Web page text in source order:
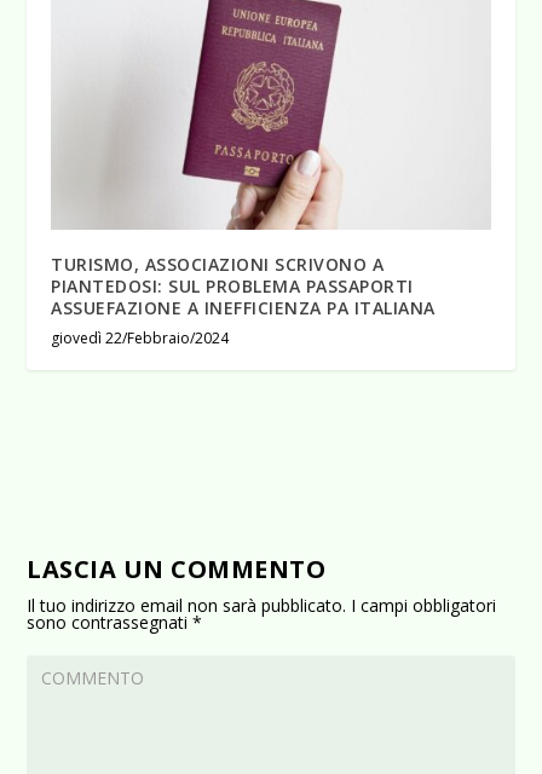
TURISMO, ASSOCIAZIONI SCRIVONO A
PIANTEDOSI: SUL PROBLEMA PASSAPORTI
ASSUEFAZIONE A INEFFICIENZA PA ITALIANA
giovedì 22/Febbraio/2024
LASCIA UN COMMENTO
Il tuo indirizzo email non sarà pubblicato. I campi obbligatori
sono contrassegnati*